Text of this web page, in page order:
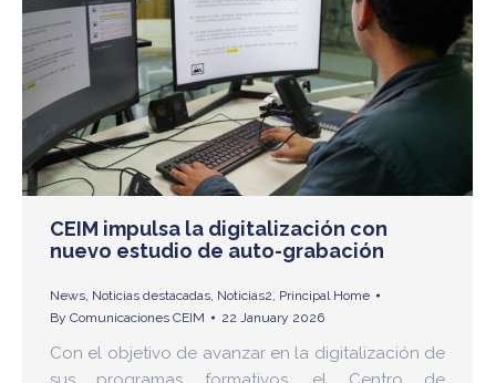
CEIM impulsa la digitalización con
nuevo estudio de auto-grabación
News Noticias destacadas Noticias2 Principal Home
By Comunicaciones CEIM 22 January 2026
Con el objetivo de avanzar en la digitalización de